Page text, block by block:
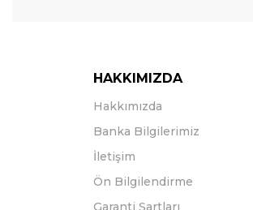
HAKKIMIZDA
Hakkımızda
Banka Bilgilerimiz
İletişim
Ön Bilgilendirme
Garanti Şartları